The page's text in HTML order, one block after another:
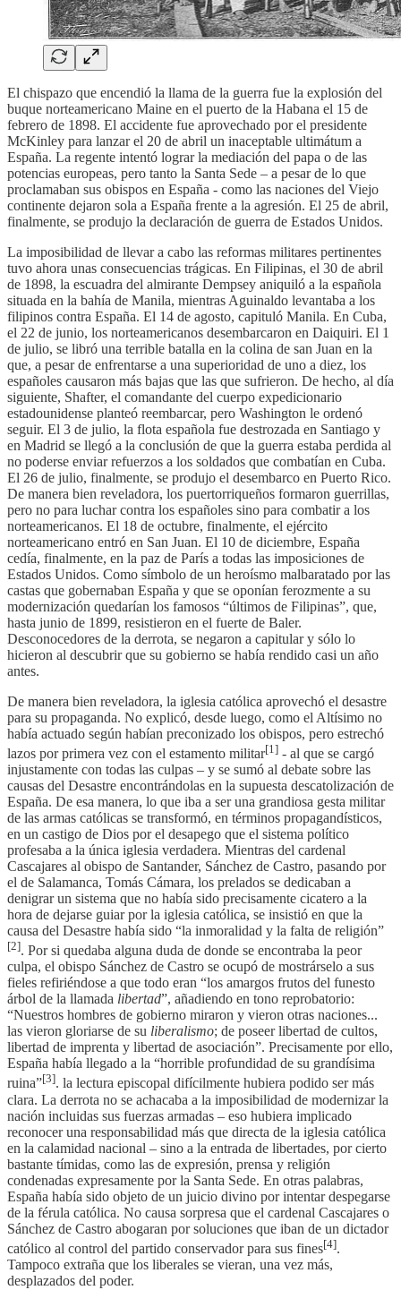
El chispazo que encendió la llama de la guerra fue la explosión del
buque norteamericano Maine en el puerto de la Habana el 15 de
febrero de 1898. El accidente fue aprovechado por el presidente
McKinley para lanzar el 20 de abril un inaceptable ultimátum a
España. La regente intentó lograr la mediación del papa o de las
potencias europeas, pero tanto la Santa Sede – a pesar de lo que
proclamaban sus obispos en España - como las naciones del Viejo
continente dejaron sola a España frente a la agresión. El 25 de abril,
finalmente, se produjo la declaración de guerra de Estados Unidos.
La imposibilidad de llevar a cabo las reformas militares pertinentes
tuvo ahora unas consecuencias trágicas. En Filipinas, el 30 de abril
de 1898, la escuadra del almirante Dempsey aniquiló a la española
situada en la bahía de Manila, mientras Aguinaldo levantaba a los
filipinos contra España. El 14 de agosto, capituló Manila. En Cuba,
el 22 de junio, los norteamericanos desembarcaron en Daiquiri. El 1
de julio, se libró una terrible batalla en la colina de san Juan en la
que, a pesar de enfrentarse a una superioridad de uno a diez, los
españoles causaron más bajas que las que sufrieron. De hecho, al día
siguiente, Shafter, el comandante del cuerpo expedicionario
estadounidense planteó reembarcar, pero Washington le ordenó
seguir. El 3 de julio, la flota española fue destrozada en Santiago y
en Madrid se llegó a la conclusión de que la guerra estaba perdida al
no poderse enviar refuerzos a los soldados que combatían en Cuba.
El 26 de julio, finalmente, se produjo el desembarco en Puerto Rico.
De manera bien reveladora, los puertorriqueños formaron guerrillas,
pero no para luchar contra los españoles sino para combatir a los
norteamericanos. El 18 de octubre, finalmente, el ejército
norteamericano entró en San Juan. El 10 de diciembre, España
cedía, finalmente, en la paz de París a todas las imposiciones de
Estados Unidos. Como símbolo de un heroísmo malbaratado por las
castas que gobernaban España y que se oponían ferozmente a su
modernización quedarían los famosos “últimos de Filipinas”, que,
hasta junio de 1899, resistieron en el fuerte de Baler.
Desconocedores de la derrota, se negaron a capitular y sólo lo
hicieron al descubrir que su gobierno se había rendido casi un año
antes.
De manera bien reveladora, la iglesia católica aprovechó el desastre
para su propaganda. No explicó, desde luego, como el Altísimo no
había actuado según habían preconizado los obispos, pero estrechó
lazos por primera vez con el estamento militar[1] - al que se cargó
injustamente con todas las culpas – y se sumó al debate sobre las
causas del Desastre encontrándolas en la supuesta descatolización de
España. De esa manera, lo que iba a ser una grandiosa gesta militar
de las armas católicas se transformó, en términos propagandísticos,
en un castigo de Dios por el desapego que el sistema político
profesaba a la única iglesia verdadera. Mientras del cardenal
Cascajares al obispo de Santander, Sánchez de Castro, pasando por
el de Salamanca, Tomás Cámara, los prelados se dedicaban a
denigrar un sistema que no había sido precisamente cicatero a la
hora de dejarse guiar por la iglesia católica, se insistió en que la
causa del Desastre había sido “la inmoralidad y la falta de religión”
[2]. Por si quedaba alguna duda de donde se encontraba la peor
culpa, el obispo Sánchez de Castro se ocupó de mostrárselo a sus
fieles refiriéndose a que todo eran “los amargos frutos del funesto
árbol de la llamada libertad”, añadiendo en tono reprobatorio:
“Nuestros hombres de gobierno miraron y vieron otras naciones...
las vieron gloriarse de su liberalismo; de poseer libertad de cultos,
libertad de imprenta y libertad de asociación”. Precisamente por ello,
España había llegado a la “horrible profundidad de su grandísima
ruina”[3]. la lectura episcopal difícilmente hubiera podido ser más
clara. La derrota no se achacaba a la imposibilidad de modernizar la
nación incluidas sus fuerzas armadas – eso hubiera implicado
reconocer una responsabilidad más que directa de la iglesia católica
en la calamidad nacional – sino a la entrada de libertades, por cierto
bastante tímidas, como las de expresión, prensa y religión
condenadas expresamente por la Santa Sede. En otras palabras,
España había sido objeto de un juicio divino por intentar despegarse
de la férula católica. No causa sorpresa que el cardenal Cascajares o
Sánchez de Castro abogaran por soluciones que iban de un dictador
católico al control del partido conservador para sus fines[4].
Tampoco extraña que los liberales se vieran, una vez más,
desplazados del poder.